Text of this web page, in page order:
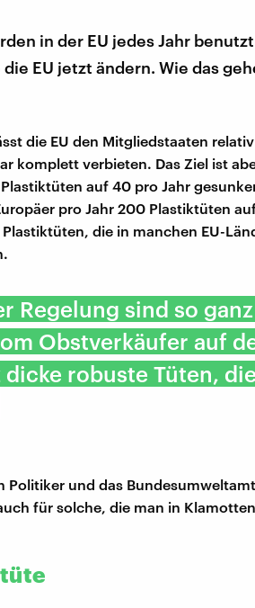
in der EU jedes Jahr
EU jetzt ändern. Wie das
die EU den Mitgliedstaaten
komplett verbieten. Das Ziel ist
auf 40 pro Jahr
pro Jahr 200 Plastiktüten
die in manchen EU-
Regelung sind so
Obstverkäufer auf
robuste Tüten,
Politiker und das
für solche, die man in